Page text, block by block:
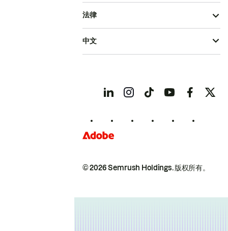
© 2026 Semrush Holdings.版权所有。
法律
中文